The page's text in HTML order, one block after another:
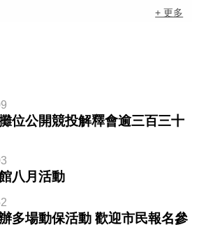
+ 更多
位公開競投解釋會逾三百三十
八月活動
多場動保活動 歡迎市民報名參